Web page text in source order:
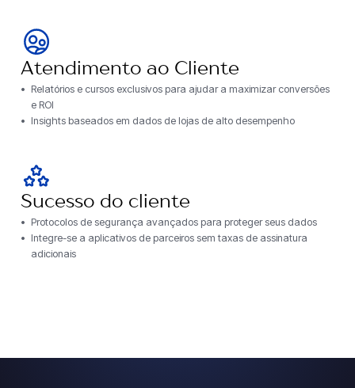
Atendimento ao Cliente
Relatórios e cursos exclusivos para ajudar a maximizar conversões
e ROI
Insights baseados em dados de lojas de alto desempenho
Sucesso do cliente
Protocolos de segurança avançados para proteger seus dados
Integre-se a aplicativos de parceiros sem taxas de assinatura
adicionais